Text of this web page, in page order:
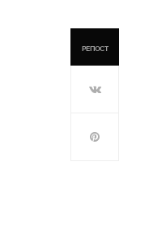
РЕПОСТ